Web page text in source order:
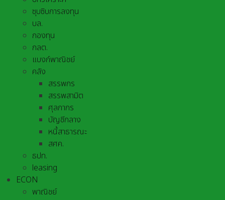
ซุบซิบการลงทุน
บล.
กองทุน
กลต.
แบงก์พาณิชย์
คลัง
สรรพกร
สรรพสามิต
ศุลกากร
บัญชีกลาง
หนี้สาธารณะ
สศค.
ธปท.
leasing
ECON
พาณิชย์